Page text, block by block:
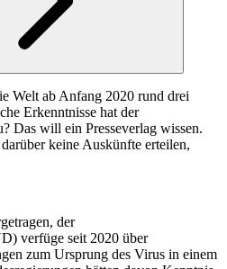
Welt ab Anfang 2020 rund drei
Erkenntnisse hat der
Das will ein Presseverlag wissen.
keine Auskünfte erteilen,
der
verfüge seit 2020 über
zum Ursprung des Virus in einem